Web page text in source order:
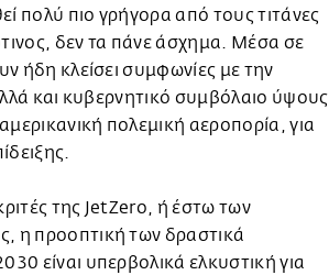
πολύ πιο γρήγορα από τους τιτάνες
δεν τα πάνε άσχημα. Μέσα σε
ήδη κλείσει συμφωνίες με την
και κυβερνητικό συμβόλαιο ύψους
πολεμική αεροπορία, για
της JetZero, ή έστω των
η προοπτική των δραστικά
είναι υπερβολικά ελκυστική για